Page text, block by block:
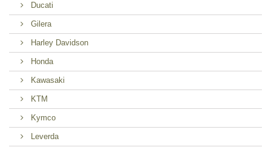
Ducati
Gilera
Harley Davidson
Honda
Kawasaki
KTM
Kymco
Leverda